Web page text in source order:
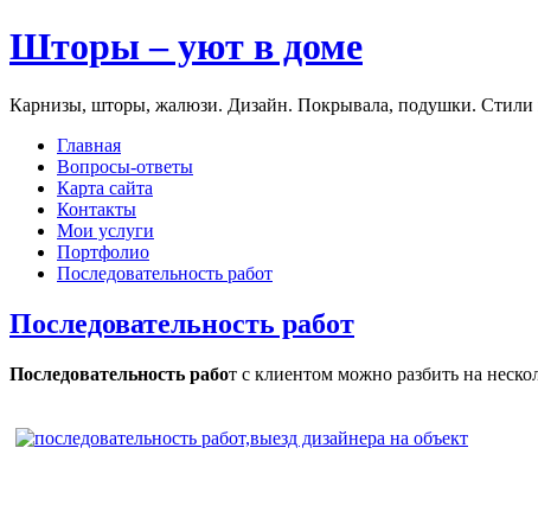
Шторы – уют в доме
Карнизы, шторы, жалюзи. Дизайн. Покрывала, подушки. Стили
Главная
Вопросы-ответы
Карта сайта
Контакты
Мои услуги
Портфолио
Последовательность работ
Последовательность работ
Последовательность работ с клиентом можно разбить на